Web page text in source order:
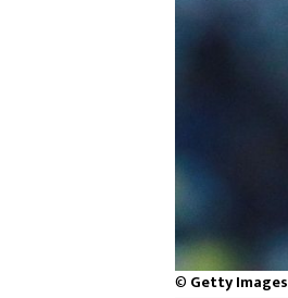
© Getty Images